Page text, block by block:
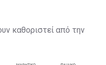
καθοριστεί από την